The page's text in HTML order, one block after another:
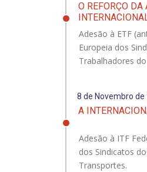
O REFORÇO DA
Adesão à ETF
Europeia dos
Trabalhadores
8 de Novembro de
A
Adesão à ITF
dos Sindicatos
Transportes.